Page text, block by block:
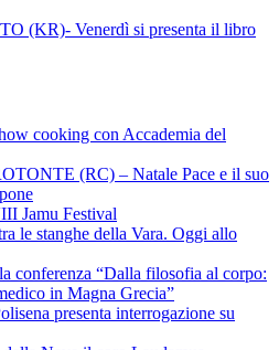
(KR)- Venerdì si presenta il libro
cooking con Accademia del
(RC) – Natale Pace e il suo
Jamu Festival
le stanghe della Vara. Oggi allo
conferenza “Dalla filosofia al corpo:
in Magna Grecia”
presenta interrogazione su